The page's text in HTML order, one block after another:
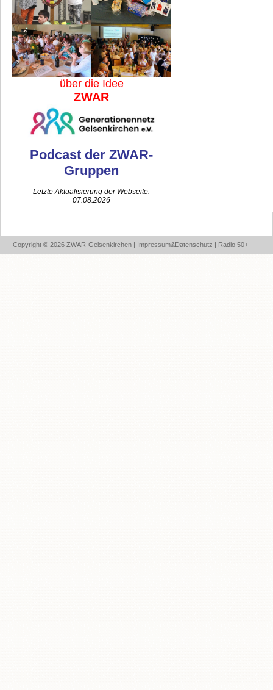
über die Idee
ZWAR
Podcast der ZWAR-
Gruppen
Letzte Aktualisierung der Webseite:
07.08.2026
Copyright © 2026 ZWAR-Gelsenkirchen | Impressum&Datenschutz | Radio 50+